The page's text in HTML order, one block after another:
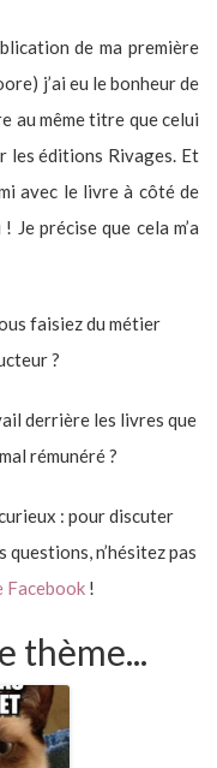
de ma première
j’ai eu le bonheur de
au même titre que celui
les éditions Rivages. Et
avec le livre à côté de
Je précise que cela m’a
faisiez du métier
?
derrière les livres que
rémunéré ?
: pour discuter
n’hésitez pas
Facebook !
thème...